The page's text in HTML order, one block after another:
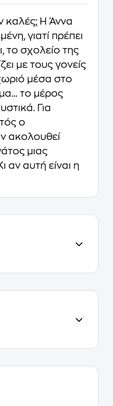
καλές; Η Άννα
γιατί πρέπει
το σχολείο της
με τους γονείς
μέσα στο
το μέρος
Για
ο
ακολουθεί
μιας
αν αυτή είναι η